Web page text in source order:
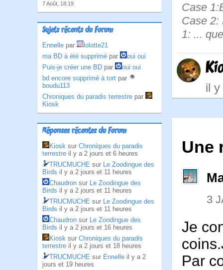
7 Août, 18:19
Sujets récents du Forum
Ennelle par
lolotte21
ma BD à été supprimé par
oui oui
Puis-je créer une BD par
oui oui
bd encore supprimé à tort par
boudu113
Chroniques du paradis terrestre par
Kiosk
Réponses récentes du Forum
Kiosk sur Chroniques du paradis
terrestre il y a 2 jours et 6 heures
TRUCMUCHE sur Le Zoodingue des
Birds il y a 2 jours et 11 heures
Chaudron sur Le Zoodingue des
Birds il y a 2 jours et 11 heures
TRUCMUCHE sur Le Zoodingue des
Birds il y a 2 jours et 11 heures
Chaudron sur Le Zoodingue des
Birds il y a 2 jours et 16 heures
Kiosk sur Chroniques du paradis
terrestre il y a 2 jours et 18 heures
TRUCMUCHE sur Ennelle il y a 2
jours et 19 heures
Case
Case 2:
1: ...
il
Une
3
Je
Par